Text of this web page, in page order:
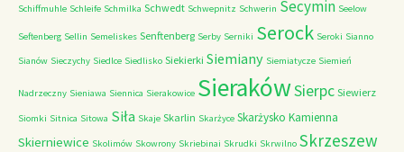
Schiffmuhle Schleife Schmilka Schwedt Schwepnitz Schwerin Secymin Seelow
Seftenberg Sellin Semeliskes Senftenberg Serby Serniki Serock Seroki Sianno
Sianów Sieczychy Siedlce Siedlisko Siekierki Siemiany Siemiatycze Siemień
Nadrzeczny Sieniawa Siennica Sierakowice SierakówSierpc Siewierz
Siomki Sitnica Sitowa Siła Skaje Skarlin Skarżyce Skarżysko Kamienna
Skierniewice Skolimów Skowrony Skriebinai Skrudki Skrwilno Skrzeszew